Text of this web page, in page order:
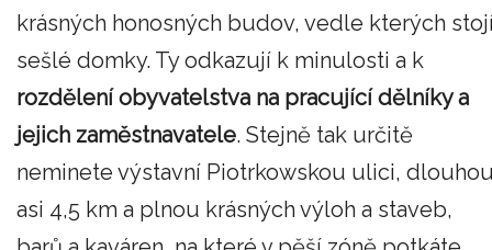
krásných honosných budov, vedle kterých
sešlé domky. Ty odkazují k minulosti a k
rozdělení obyvatelstva na pracující dělníky a
jejich zaměstnavatele. Stejně tak určitě
neminete výstavní Piotrkowskou ulici,
asi 4,5 km a plnou krásných výloh a staveb,